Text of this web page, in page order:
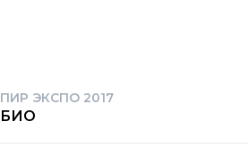
ПИР ЭКСПО 2017
БИО